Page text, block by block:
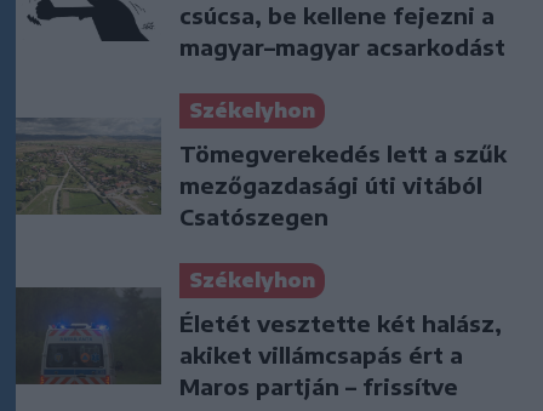
csúcsa, be kellene fejezni a
magyar–magyar acsarkodást
Székelyhon
Tömegverekedés lett a szűk
mezőgazdasági úti vitából
Csatószegen
Székelyhon
Életét vesztette két halász,
akiket villámcsapás ért a
Maros partján – frissítve